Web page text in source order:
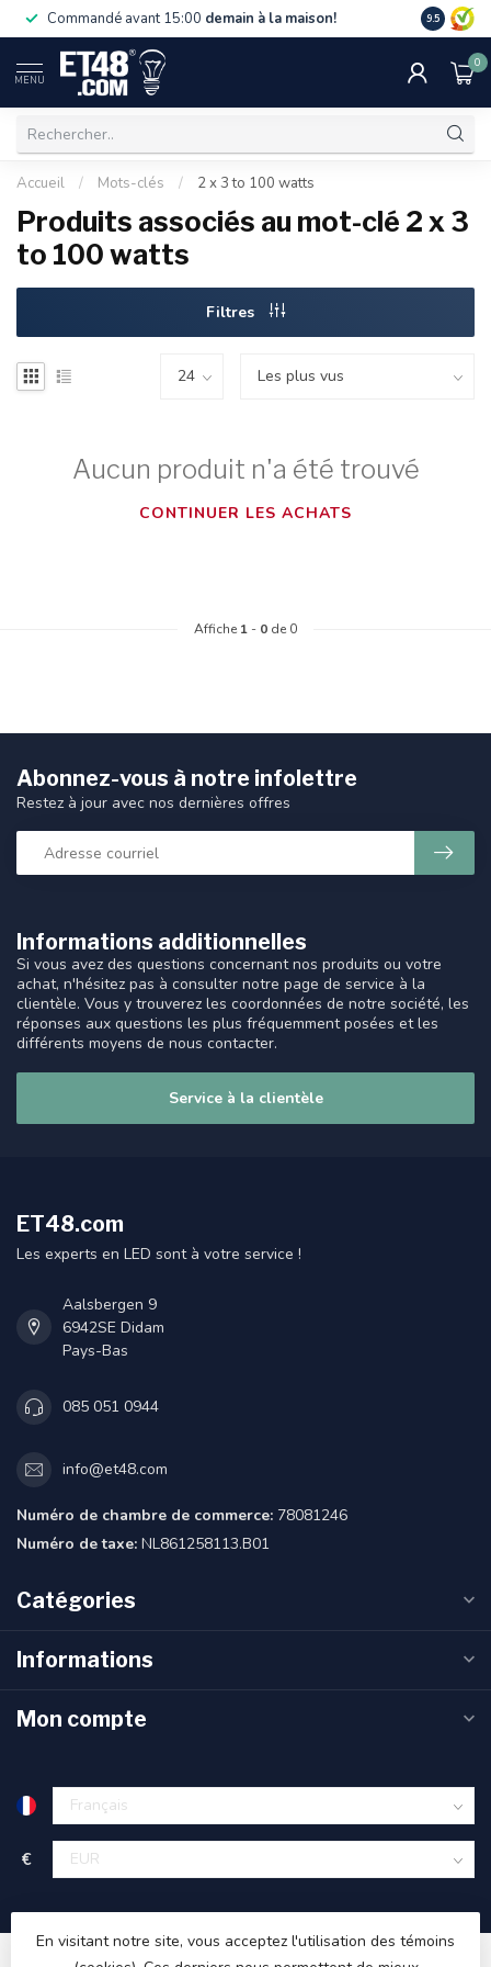
Commandé avant 15:00 demain à la maison! La
de 75 €.
9.5
MENU
0
Accueil / Mots-clés / 2 x 3 to 100 watts
Produits associés au mot-clé 2 x 3
to 100 watts
Filtres
Aucun produit n'a été trouvé
CONTINUER LES ACHATS
Affiche 1 - 0 de 0
Informations additionnelles
Si vous avez des questions concernant nos produits ou votre
achat, n'hésitez pas à consulter notre page de service à la
clientèle. Vous y trouverez les coordonnées de notre société, les
réponses aux questions les plus fréquemment posées et les
différents moyens de nous contacter.
Service à la clientèle
Abonnez-vous à notre infolettre
Restez à jour avec nos dernières offres
ET48.com
Les experts en LED sont à votre service !
Aalsbergen 9
6942SE Didam
Pays-Bas
085 051 0944
info@et48.com
Numéro de chambre de commerce: 78081246
Numéro de taxe: NL861258113.B01
Catégories
Informations
Mon compte
€
En visitant notre site, vous acceptez l'utilisation des témoins